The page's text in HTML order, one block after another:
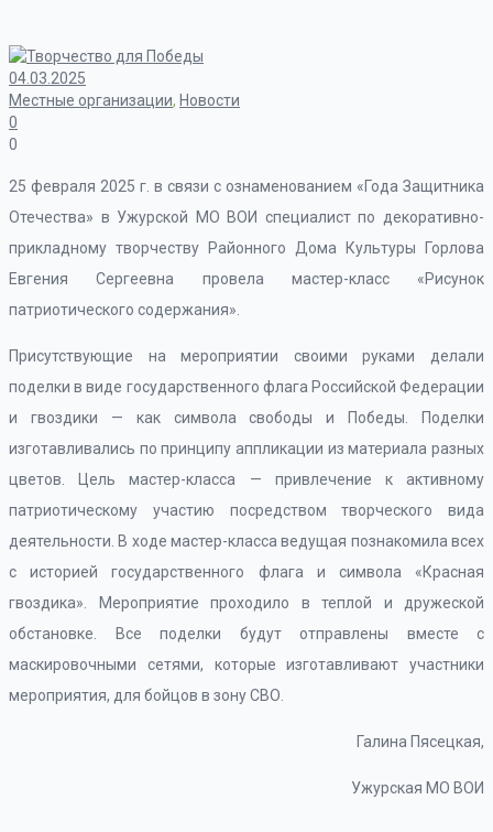
04.03.2025
Местные организации, Новости
0
0
25 февраля 2025 г. в связи с ознаменованием «Года Защитника
Отечества» в Ужурской МО ВОИ специалист по декоративно-
прикладному творчеству Районного Дома Культуры Горлова
Евгения Сергеевна провела мастер-класс «Рисунок
патриотического содержания».
Присутствующие на мероприятии своими руками делали
поделки в виде государственного флага Российской Федерации
и гвоздики — как символа свободы и Победы. Поделки
изготавливались по принципу аппликации из материала разных
цветов. Цель мастер-класса — привлечение к активному
патриотическому участию посредством творческого вида
деятельности. В ходе мастер-класса ведущая познакомила всех
с историей государственного флага и символа «Красная
гвоздика». Мероприятие проходило в теплой и дружеской
обстановке. Все поделки будут отправлены вместе с
маскировочными сетями, которые изготавливают участники
мероприятия, для бойцов в зону СВО.
Галина Пясецкая,
Ужурская МО ВОИ